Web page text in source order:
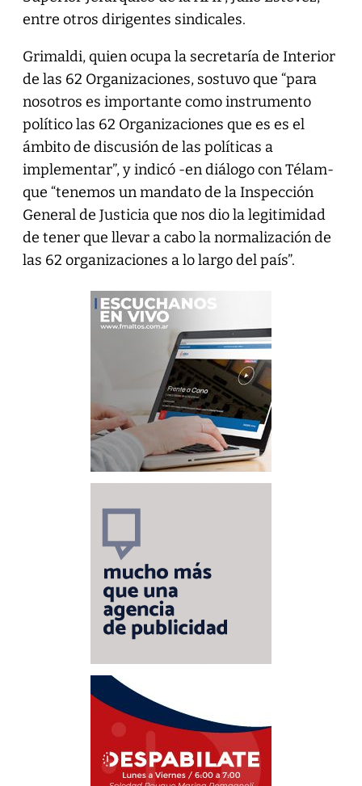
entre otros dirigentes sindicales.
Grimaldi, quien ocupa la secretaría de Interior
de las 62 Organizaciones, sostuvo que “para
nosotros es importante como instrumento
político las 62 Organizaciones que es es el
ámbito de discusión de las políticas a
implementar”, y indicó -en diálogo con Télam-
que “tenemos un mandato de la Inspección
General de Justicia que nos dio la legitimidad
de tener que llevar a cabo la normalización de
las 62 organizaciones a lo largo del país”.